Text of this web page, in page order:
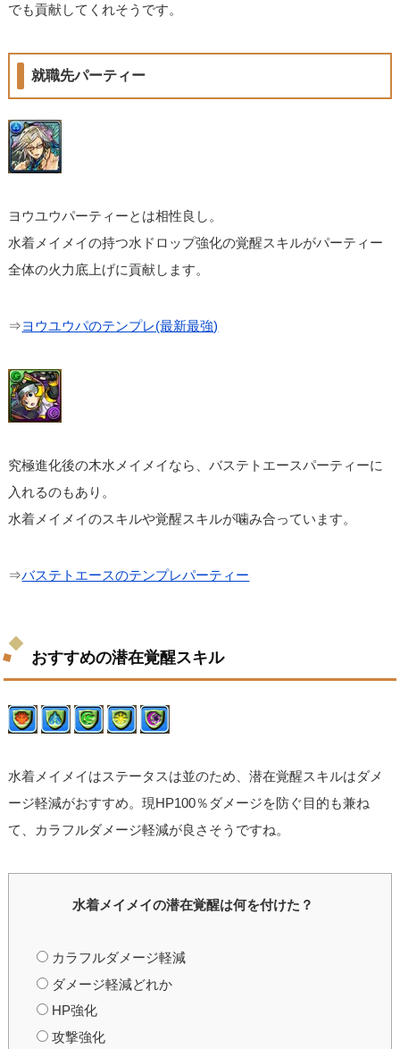
でも貢献してくれそうです。
就職先パーティー
ヨウユウパーティーとは相性良し。
水着メイメイの持つ水ドロップ強化の覚醒スキルがパーティー
全体の火力底上げに貢献します。
⇒ヨウユウパのテンプレ(最新最強)
究極進化後の木水メイメイなら、バステトエースパーティーに
入れるのもあり。
水着メイメイのスキルや覚醒スキルが噛み合っています。
⇒バステトエースのテンプレパーティー
おすすめの潜在覚醒スキル
水着メイメイはステータスは並のため、潜在覚醒スキルはダメ
ージ軽減がおすすめ。現HP100％ダメージを防ぐ目的も兼ね
て、カラフルダメージ軽減が良さそうですね。
水着メイメイの潜在覚醒は何を付けた？
カラフルダメージ軽減
ダメージ軽減どれか
HP強化
攻撃強化